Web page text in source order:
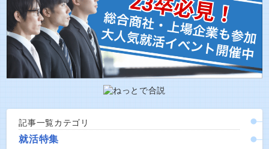
記事一覧カテゴリ
就活特集